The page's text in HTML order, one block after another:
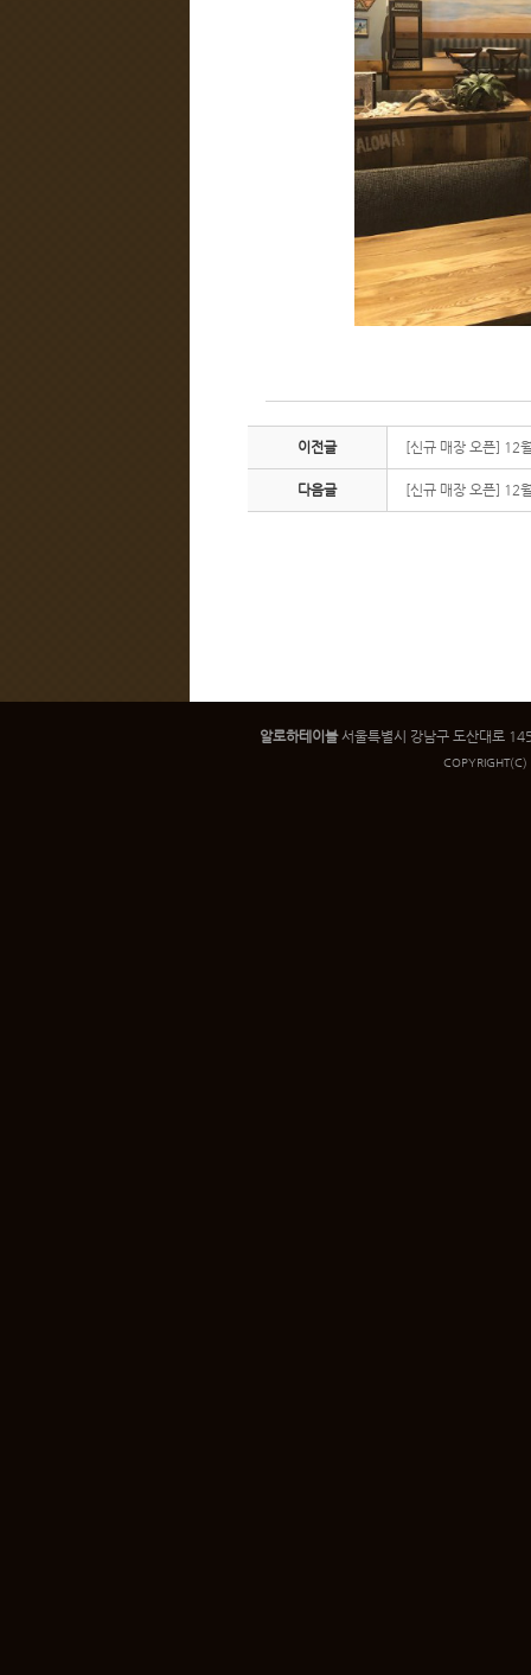
이전글 [신규 매장 오픈] 12
다음글 [신규 매장 오픈] 12
알로하테이블서울특별시 강남구 도산대로
COPYRIGHT(C)